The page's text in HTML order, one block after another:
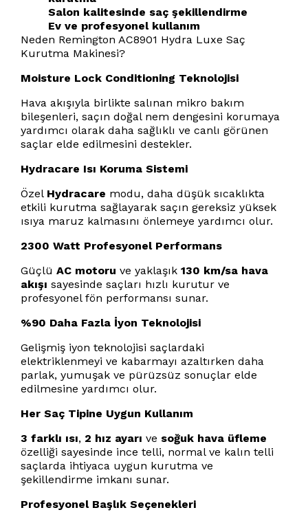
Salon kalitesinde saç şekillendirme
Ev ve profesyonel kullanım
Neden Remington AC8901 Hydra Luxe Saç
Kurutma Makinesi?
Moisture Lock Conditioning Teknolojisi
Hava akışıyla birlikte salınan mikro bakım
bileşenleri, saçın doğal nem dengesini korumaya
yardımcı olarak daha sağlıklı ve canlı görünen
saçlar elde edilmesini destekler.
Hydracare Isı Koruma Sistemi
Özel Hydracare modu, daha düşük sıcaklıkta
etkili kurutma sağlayarak saçın gereksiz yüksek
ısıya maruz kalmasını önlemeye yardımcı olur.
2300 Watt Profesyonel Performans
Güçlü AC motoru ve yaklaşık 130 km/sa hava
akışı sayesinde saçları hızlı kurutur ve
profesyonel fön performansı sunar.
%90 Daha Fazla İyon Teknolojisi
Gelişmiş iyon teknolojisi saçlardaki
elektriklenmeyi ve kabarmayı azaltırken daha
parlak, yumuşak ve pürüzsüz sonuçlar elde
edilmesine yardımcı olur.
Her Saç Tipine Uygun Kullanım
3 farklı ısı, 2 hız ayarı ve soğuk hava üfleme
özelliği sayesinde ince telli, normal ve kalın telli
saçlarda ihtiyaca uygun kurutma ve
şekillendirme imkanı sunar.
Profesyonel Başlık Seçenekleri